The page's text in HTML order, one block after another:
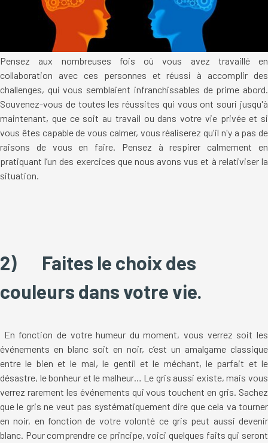
Pensez aux nombreuses fois où vous avez travaillé en
collaboration avec ces personnes et réussi à accomplir des
challenges, qui vous semblaient infranchissables de prime abord.
Souvenez-vous de toutes les réussites qui vous ont souri jusqu'à
maintenant, que ce soit au travail ou dans votre vie privée et si
vous êtes capable de vous calmer, vous réaliserez qu'il n'y a pas de
raisons de vous en faire. Pensez à respirer calmement en
pratiquant l’un des exercices que nous avons vus et à relativiser la
situation.
2) Faites le choix des
couleurs dans votre vie.
En fonction de votre humeur du moment, vous verrez soit les
événements en blanc soit en noir, c’est un amalgame classique
entre le bien et le mal, le gentil et le méchant, le parfait et le
désastre, le bonheur et le malheur… Le gris aussi existe, mais vous
verrez rarement les événements qui vous touchent en gris. Sachez
que le gris ne veut pas systématiquement dire que cela va tourner
en noir, en fonction de votre volonté ce gris peut aussi devenir
blanc. Pour comprendre ce principe, voici quelques faits qui seront